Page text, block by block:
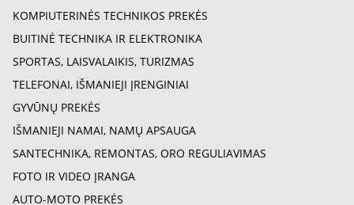
KOMPIUTERINĖS TECHNIKOS PREKĖS
BUITINĖ TECHNIKA IR ELEKTRONIKA
SPORTAS, LAISVALAIKIS, TURIZMAS
TELEFONAI, IŠMANIEJI ĮRENGINIAI
GYVŪNŲ PREKĖS
IŠMANIEJI NAMAI, NAMŲ APSAUGA
SANTECHNIKA, REMONTAS, ORO REGULIAVIMAS
FOTO IR VIDEO ĮRANGA
AUTO-MOTO PREKĖS